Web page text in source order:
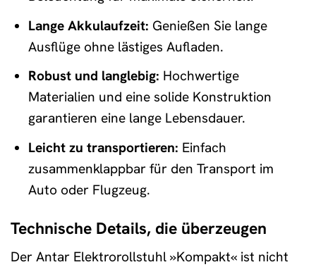
Lange Akkulaufzeit: Genießen Sie lange
Ausflüge ohne lästiges Aufladen.
Robust und langlebig: Hochwertige
Materialien und eine solide Konstruktion
garantieren eine lange Lebensdauer.
Leicht zu transportieren: Einfach
zusammenklappbar für den Transport im
Auto oder Flugzeug.
Technische Details, die überzeugen
Der Antar Elektrorollstuhl »Kompakt« ist nicht